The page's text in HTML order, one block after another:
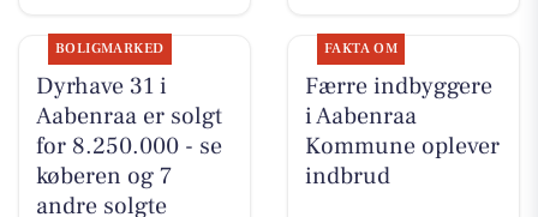
BOLIGMARKED
Dyrhave 31 i
Aabenraa er solgt
for 8.250.000 - se
køberen og 7
andre solgte
FAKTA OM
Færre indbyggere
i Aabenraa
Kommune oplever
indbrud